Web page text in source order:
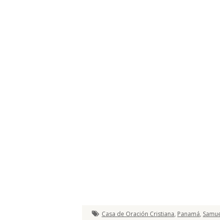
Casa de Oración Cristiana, Panamá,